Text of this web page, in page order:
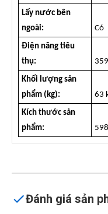
Lấy nước bên
ngoài:
Có
Điện năng tiêu
thụ:
Khối lượng sản
phẩm (kg):
63
Kích thước sản
phẩm:
Đánh giá sản